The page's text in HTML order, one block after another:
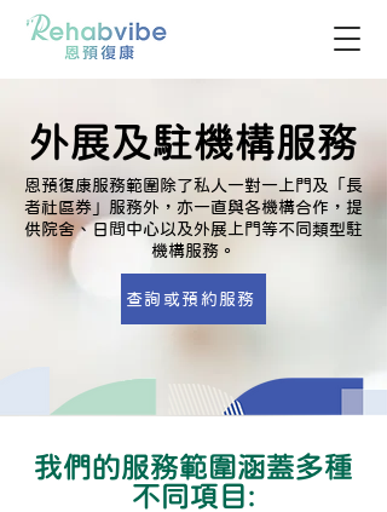
外展及駐機構服務
恩預復康服務範圍除了私人一對一上門及「長
者社區券」服務外，亦一直與各機構合作，提
供院舍、日間中心以及外展上門等不同類型駐
機構服務。
查詢或預約服務
我們的服務範圍涵蓋多種
不同項目: